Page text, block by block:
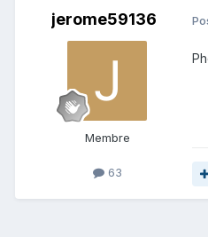
jerome59136
Membre
63